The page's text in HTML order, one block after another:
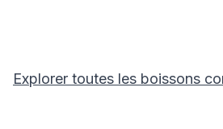
Explorer toutes les boissons